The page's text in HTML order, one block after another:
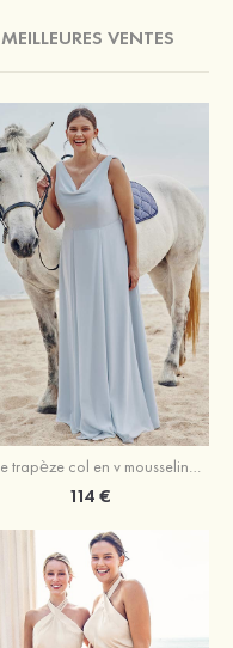
MEILLEURES VENTES
114 €